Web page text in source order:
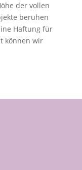
der vollen
beruhen
Haftung für
können wir